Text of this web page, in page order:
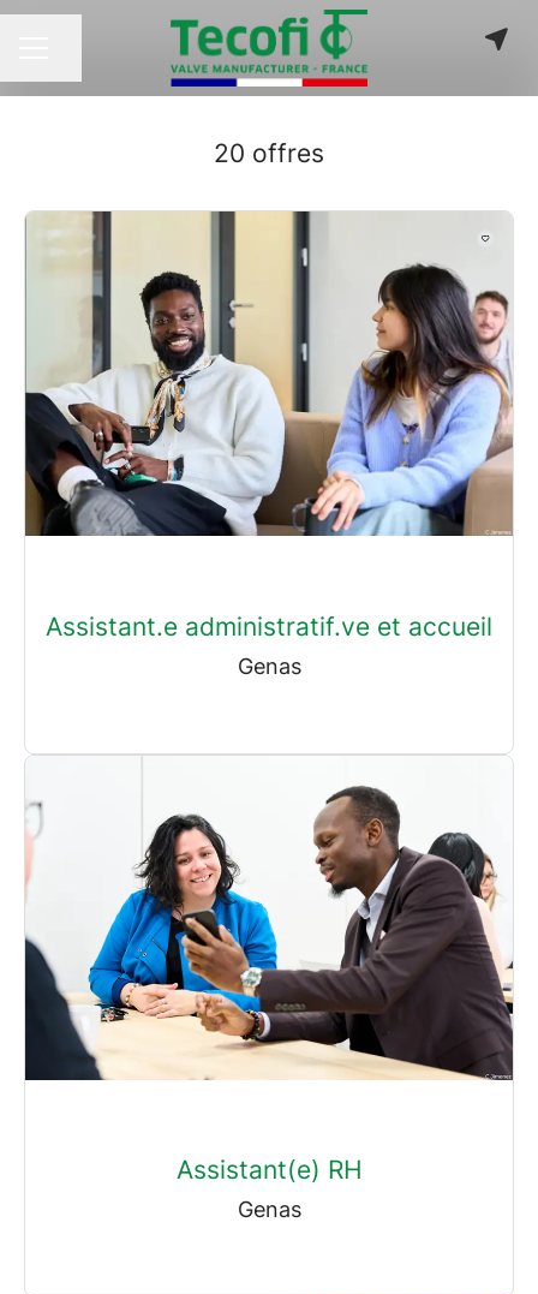
Partager la page
20 offres
Assistant.e administratif.ve et accueil
Genas
Assistant(e) RH
Genas